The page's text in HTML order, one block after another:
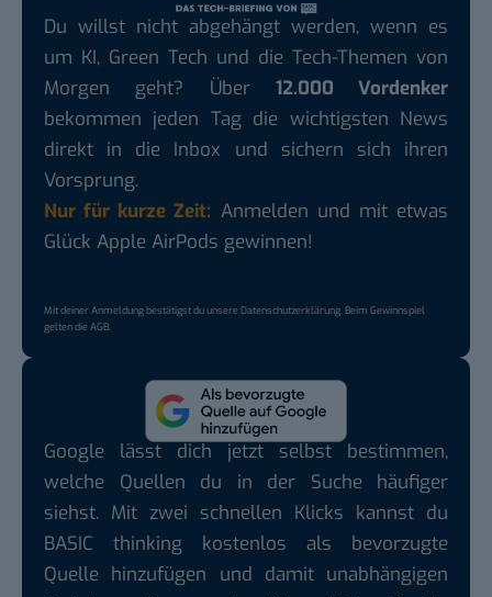
Du willst nicht abgehängt werden, wenn es
um KI, Green Tech und die Tech-Themen von
Morgen geht? Über 12.000 Vordenker
bekommen jeden Tag die wichtigsten News
direkt in die Inbox und sichern sich ihren
Vorsprung.
Nur für kurze Zeit: Anmelden und mit etwas
Glück Apple AirPods gewinnen!
Mit deiner Anmeldung bestätigst du unsereDatenschutzerklärung. Beim Gewinnspiel
gelten dieAGB.
Google lässt dich jetzt selbst bestimmen,
welche Quellen du in der Suche häufiger
siehst. Mit zwei schnellen Klicks kannst du
BASIC thinking kostenlos als bevorzugte
Quelle hinzufügen und damit unabhängigen